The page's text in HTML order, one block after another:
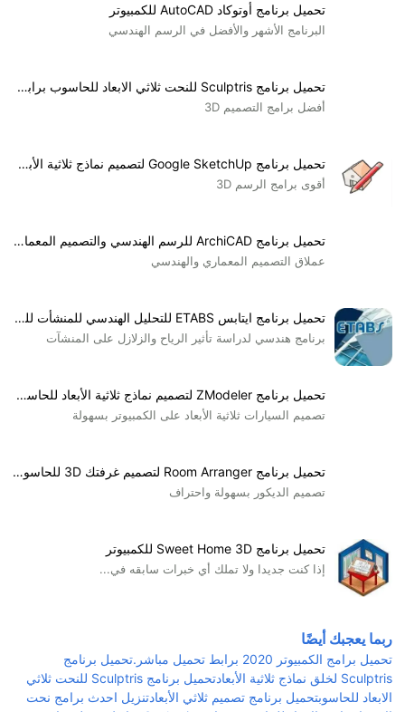
تحميل برنامج أوتوكاد AutoCAD للكمبيوتر
البرنامج الأشهر والأفضل في الرسم الهندسي
تحميل برنامج Sculptris للنحت ثلاثي الابعاد للحاسوب برابط مباشر
أفضل برامج التصميم 3D
تحميل برنامج Google SketchUp لتصميم نماذج ثلاثية الأبعاد للحاسوب
أقوى برامج الرسم 3D
تحميل برنامج ArchiCAD للرسم الهندسي والتصميم المعماري للكمبيوتر
عملاق التصميم المعماري والهندسي
تحميل برنامج ايتابس ETABS للتحليل الهندسي للمنشأت للكمبيوتر برابط مباشر
برنامج هندسي لدراسة تأثير الرياح والزلازل على المنشآت
تحميل برنامج ZModeler لتصميم نماذج ثلاثية الأبعاد للحاسوب
تصميم السيارات ثلاثية الأبعاد على الكمبيوتر بسهولة
تحميل برنامج Room Arranger لتصميم غرفتك 3D للحاسوب برابط مباشر
تصميم الديكور بسهولة واحتراف
تحميل برنامج Sweet Home 3D للكمبيوتر
إذا كنت جديدا ولا تملك أي خبرات سابقه في...
ربما يعجبك أيضًا
تحميل برامج الكمبيوتر 2020 برابط تحميل مباشر.
تحميل برنامج
Sculptris لخلق نماذج ثلاثية الأبعاد
تحميل برنامج Sculptris للنحت ثلاثي
الابعاد للحاسوبتحميل برنامج تصميم ثلاثي الأبعادتنزيل احدث برامج نحت